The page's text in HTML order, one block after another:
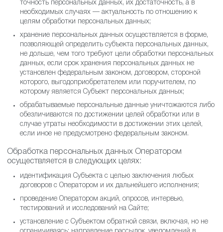
точность персональных данных, их достаточность, а в
необходимых случаях — актуальность по отношению к
целям обработки персональных данных;
хранение персональных данных осуществляется в форме,
позволяющей определить субъекта персональных данных,
не дольше, чем того требуют цели обработки персональных
данных, если срок хранения персональных данных не
установлен федеральным законом, договором, стороной
которого, выгодоприобретателем или поручителем, по
которому является Субъект персональных данных;
обрабатываемые персональные данные уничтожаются либо
обезличиваются по достижении целей обработки или в
случае утраты необходимости в достижении этих целей,
если иное не предусмотрено федеральным законом.
Обработка персональных данных Оператором
осуществляется в следующих целях:
идентификация Субъекта с целью заключения любых
договоров с Оператором и их дальнейшего исполнения;
проведение Оператором акций, опросов, интервью,
тестирований и исследований на Сайте;
установление с Субъектом обратной связи, включая, но не